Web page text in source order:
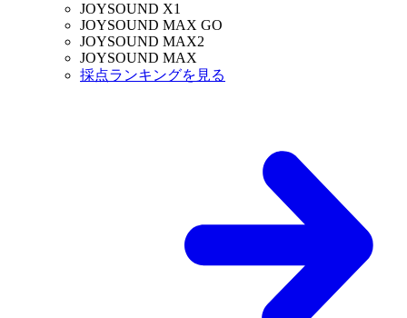
JOYSOUND X1
JOYSOUND MAX GO
JOYSOUND MAX2
JOYSOUND MAX
採点ランキングを見る